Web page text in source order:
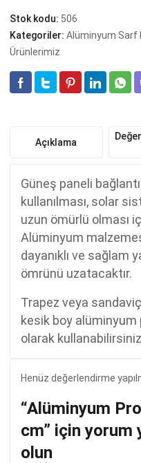
Stok kodu: 506
Kategoriler: Alüminyum Sarf
Ürünlerimiz
Açıklama
Güneş paneli
kullanılması, solar
uzun ömürlü olması
Alüminyum
dayanıklı ve sağlam
ömrünü uzatacaktır.
Trapez veya
kesik boy
olarak
Henüz değerlendirme
“Alüminyum
cm” için yorum
olun